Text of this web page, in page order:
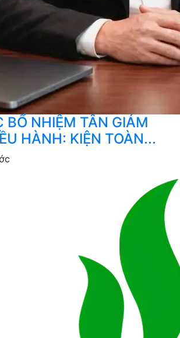
BỔ NHIỆM TÂN GIÁM
HÀNH: KIỆN TOÀN...